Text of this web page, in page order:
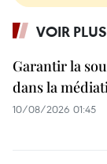
VOIR PLUS
Garantir la
dans la
10/08/2026 01:45